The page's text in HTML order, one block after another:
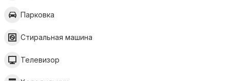
Парковка
Стиральная машина
Телевизор